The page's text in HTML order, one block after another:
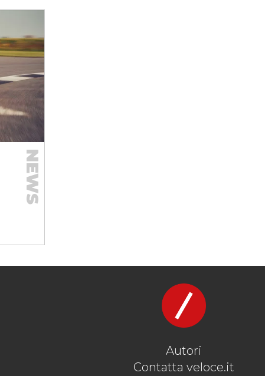
NEWS
Autori
Contatta veloce.it